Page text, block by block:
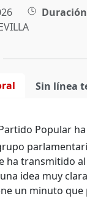
Sin línea
Popular
ha transmitido
idea muy
un minuto que